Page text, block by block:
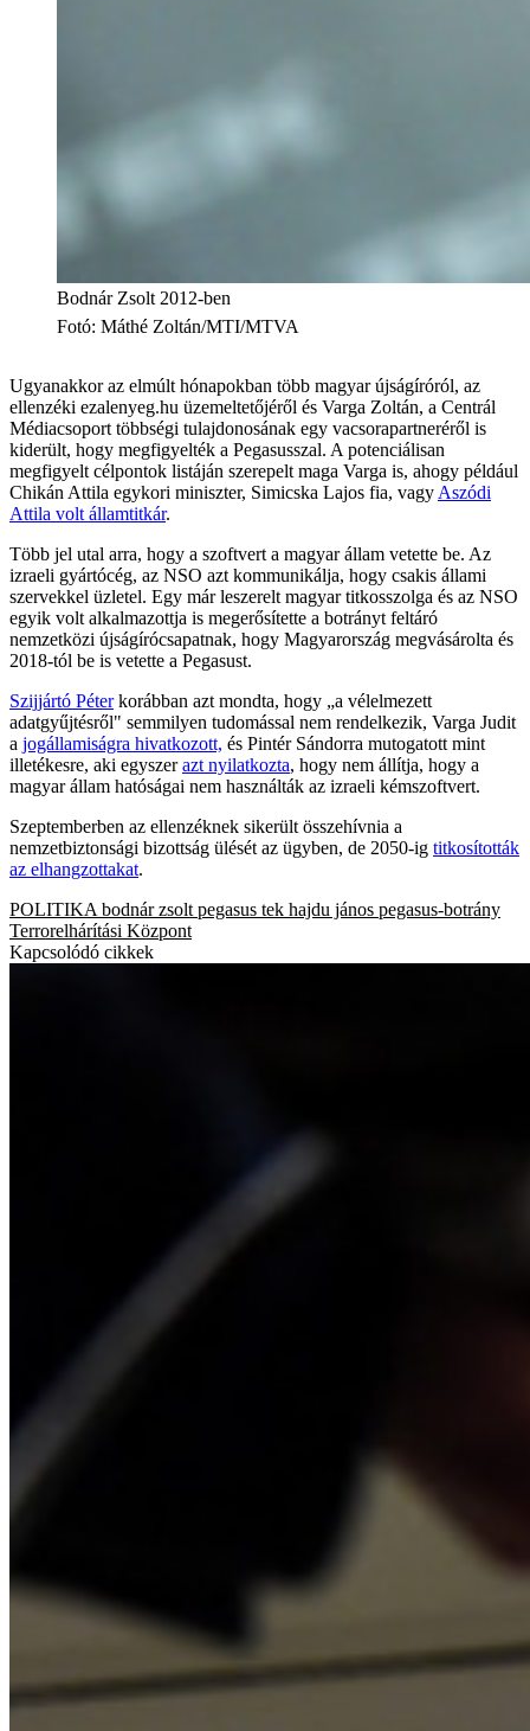
Bodnár Zsolt 2012-ben
Fotó: Máthé Zoltán/MTI/MTVA
Ugyanakkor az elmúlt hónapokban több magyar újságíróról, az
ellenzéki ezalenyeg.hu üzemeltetőjéről és Varga Zoltán, a Centrál
Médiacsoport többségi tulajdonosának egy vacsorapartneréről is
kiderült, hogy megfigyelték a Pegasusszal. A potenciálisan
megfigyelt célpontok listáján szerepelt maga Varga is, ahogy például
Chikán Attila egykori miniszter, Simicska Lajos fia, vagy Aszódi
Attila volt államtitkár.
Több jel utal arra, hogy a szoftvert a magyar állam vetette be. Az
izraeli gyártócég, az NSO azt kommunikálja, hogy csakis állami
szervekkel üzletel. Egy már leszerelt magyar titkosszolga és az NSO
egyik volt alkalmazottja is megerősítette a botrányt feltáró
nemzetközi újságírócsapatnak, hogy Magyarország megvásárolta és
2018-tól be is vetette a Pegasust.
Szijjártó Péterkorábban azt mondta, hogy „a vélelmezett
adatgyűjtésről" semmilyen tudomással nem rendelkezik, Varga Judit
a jogállamiságra hivatkozott, és Pintér Sándorra mutogatott mint
illetékesre, aki egyszerazt nyilatkozta, hogy nem állítja, hogy a
magyar állam hatóságai nem használták az izraeli kémszoftvert.
Szeptemberben az ellenzéknek sikerült összehívnia a
nemzetbiztonsági bizottság ülését az ügyben, de 2050-ig titkosították
az elhangzottakat.
POLITIKA bodnár zsolt pegasus tek hajdu jános pegasus-botrány
Terrorelhárítási Központ
Kapcsolódó cikkek